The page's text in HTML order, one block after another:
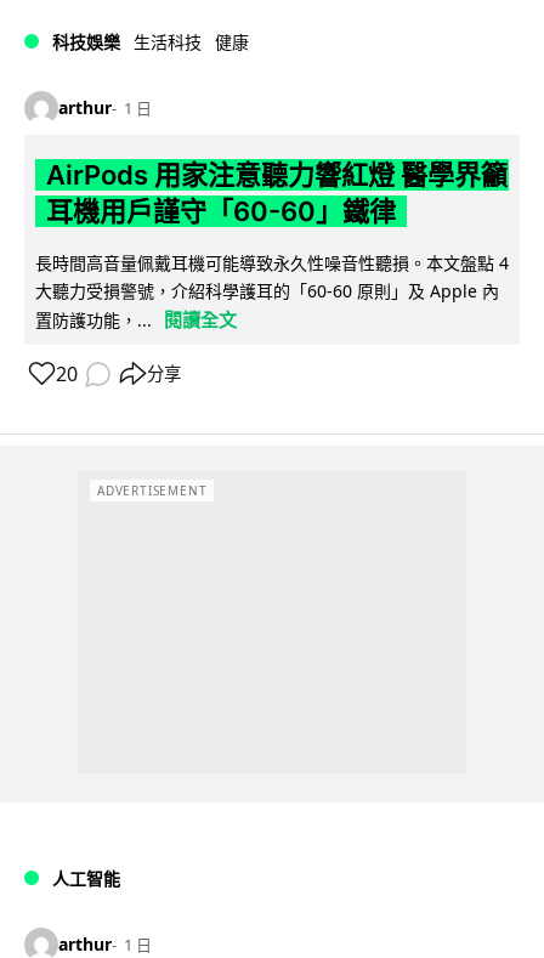
科技娛樂 生活科技 健康
arthur 1 日
AirPods 用家注意聽力響紅燈 醫學界籲
耳機用戶謹守「60-60」鐵律
長時間高音量佩戴耳機可能導致永久性噪音性聽損。本文盤點 4
大聽力受損警號，介紹科學護耳的「60-60 原則」及 Apple 內
置防護功能，...
閱讀全文
20 分享
ADVERTISEMENT
人工智能
arthur 1 日